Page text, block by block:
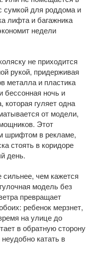
сумкой для роддома и
лифта и багажника
недели
не приходится
рукой, придерживая
металла и пластика
бессонная ночь и
гуляет одна
от модели,
Этот
шрифтом в рекламе,
стоять в коридоре
день.
сильнее, чем кажется
модель без
превращает
ребенок мерзнет,
на улице до
в обратную сторону
катать в